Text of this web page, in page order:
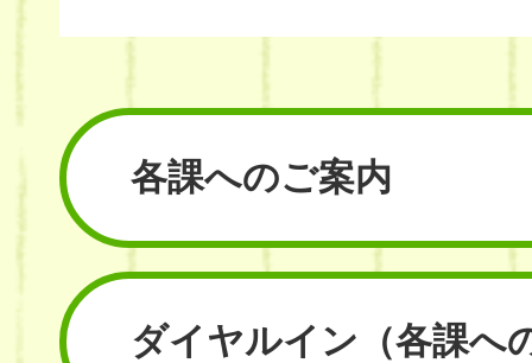
各課へのご案内
ダイヤルイン （各課へ